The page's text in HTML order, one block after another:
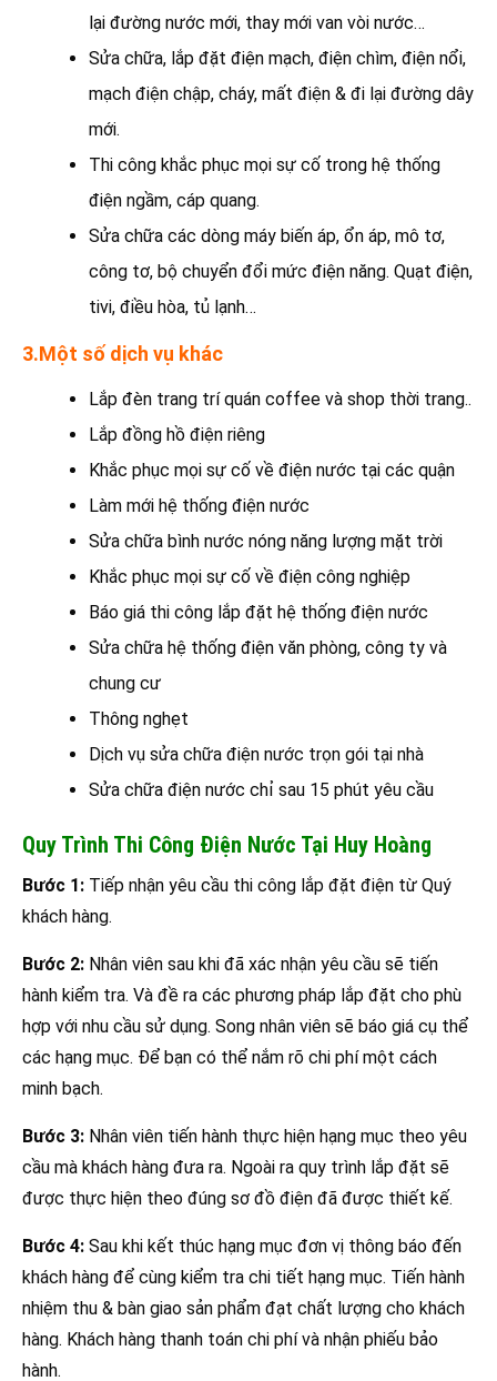
lại đường nước mới, thay mới van vòi nước…
Sửa chữa, lắp đặt điện mạch, điện chìm, điện nổi,
mạch điện chập, cháy, mất điện & đi lại đường dây
mới.
Thi công khắc phục mọi sự cố trong hệ thống
điện ngầm, cáp quang.
Sửa chữa các dòng máy biến áp, ổn áp, mô tơ,
công tơ, bộ chuyển đổi mức điện năng. Quạt điện,
tivi, điều hòa, tủ lạnh…
3.Một số dịch vụ khác
Lắp đèn trang trí quán coffee và shop thời trang..
Lắp đồng hồ điện riêng
Khắc phục mọi sự cố về điện nước tại các quận
Làm mới hệ thống điện nước
Sửa chữa bình nước nóng năng lượng mặt trời
Khắc phục mọi sự cố về điện công nghiệp
Báo giá thi công lắp đặt hệ thống điện nước
Sửa chữa hệ thống điện văn phòng, công ty và
chung cư
Thông nghẹt
Dịch vụ sửa chữa điện nước trọn gói tại nhà
Sửa chữa điện nước chỉ sau 15 phút yêu cầu
Quy Trình Thi Công Điện Nước Tại Huy Hoàng
Bước 1: Tiếp nhận yêu cầu thi công lắp đặt điện từ Quý
khách hàng.
Bước 2: Nhân viên sau khi đã xác nhận yêu cầu sẽ tiến
hành kiểm tra. Và đề ra các phương pháp lắp đặt cho phù
hợp với nhu cầu sử dụng. Song nhân viên sẽ báo giá cụ thể
các hạng mục. Để bạn có thể nắm rõ chi phí một cách
minh bạch.
Bước 3: Nhân viên tiến hành thực hiện hạng mục theo yêu
cầu mà khách hàng đưa ra. Ngoài ra quy trình lắp đặt sẽ
được thực hiện theo đúng sơ đồ điện đã được thiết kế.
Bước 4: Sau khi kết thúc hạng mục đơn vị thông báo đến
khách hàng để cùng kiểm tra chi tiết hạng mục. Tiến hành
nhiệm thu & bàn giao sản phẩm đạt chất lượng cho khách
hàng. Khách hàng thanh toán chi phí và nhận phiếu bảo
hành.